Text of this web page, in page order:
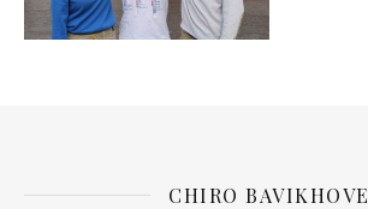
CHIRO BAVIKHOVE